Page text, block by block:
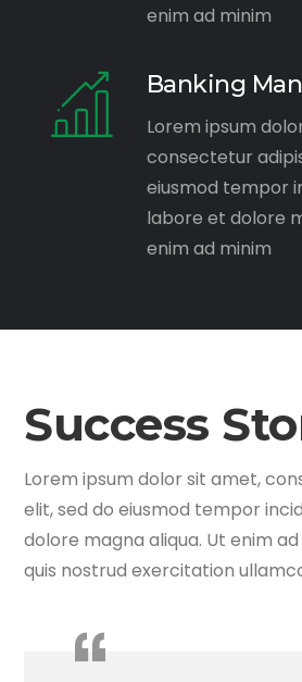
enim ad minim
Banking
Lorem ipsum
consectetur
eiusmod tempor
labore et dolore
enim ad minim
Success
Lorem ipsum dolor sit amet,
elit, sed do eiusmod tempor
dolore magna aliqua. Ut enim
quis nostrud exercitation